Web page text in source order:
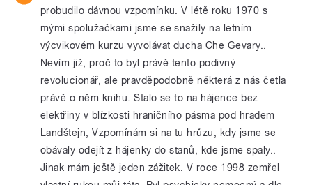
probudilo dávnou vzpomínku. V létě roku 1970 s
mými spolužačkami jsme se snažily na letním
výcvikovém kurzu vyvolávat ducha Che Gevary..
Nevím již, proč to byl právě tento podivný
revolucionář, ale pravděpodobně některá z nás četla
právě o něm knihu. Stalo se to na hájence bez
elektřiny v blízkosti hraničního pásma pod hradem
Landštejn, Vzpomínám si na tu hrůzu, kdy jsme se
obávaly odejít z hájenky do stanů, kde jsme spaly..
Jinak mám ještě jeden zážitek. V roce 1998 zemřel